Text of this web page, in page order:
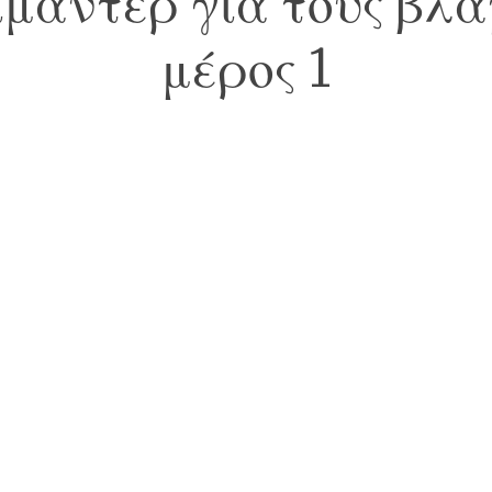
μέρος 1